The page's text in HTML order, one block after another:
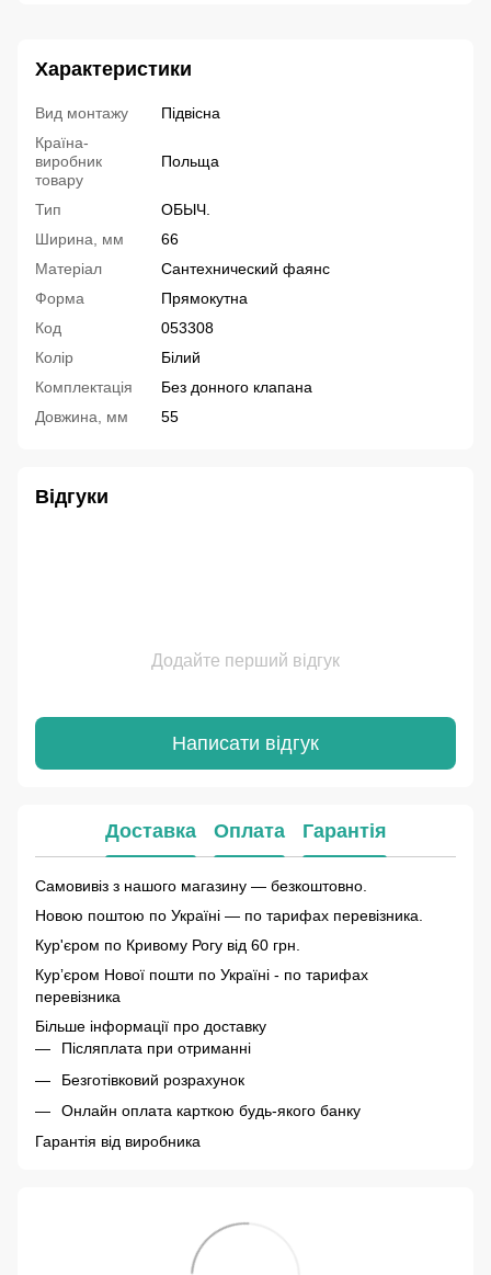
Характеристики
Вид монтажу
Підвісна
Країна-
виробник
товару
Польща
Тип
ОБЫЧ.
Ширина, мм
66
Матеріал
Сантехнический фаянс
Форма
Прямокутна
Код
053308
Колір
Білий
Комплектація
Без донного клапана
Довжина, мм
55
Відгуки
Додайте перший відгук
Написати відгук
Доставка Оплата Гарантія
Самовивіз з нашого магазину — безкоштовно.
Новою поштою по Україні — по тарифах перевізника.
Кур'єром по Кривому Рогу від 60 грн.
Курʼєром Нової пошти по Україні - по тарифах
перевізника
Більше інформації про доставку
Післяплата при отриманні
Безготівковий розрахунок
Онлайн оплата карткою будь-якого банку
Гарантія від виробника